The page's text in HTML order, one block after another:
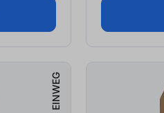
EINWEG